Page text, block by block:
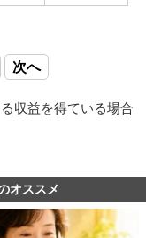
次へ
収益を得ている場合
オススメ